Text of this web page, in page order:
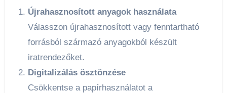
Újrahasznosított anyagok használata
Válasszon újrahasznosított vagy fenntartható
forrásból származó anyagokból készült
iratrendezőket.
Digitalizálás ösztönzése
Csökkentse a papírhasználatot a